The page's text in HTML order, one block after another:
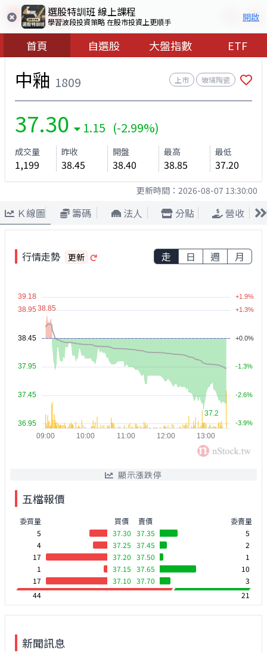
選股特訓班 線上課程
學習波段投資策略 在股市投資上更順手 開啟
首頁 自選股 大盤指數 ETF
中釉 1809 上市 玻璃陶瓷
37.30 1.15 (-2.99%)
成交量
1,199
昨收
38.45
開盤
38.40
最高
38.85
最低
37.20
更新時間： 2026-08-07 13:30:00
Ｋ線圖 籌碼 法人 分點 營收
行情走勢 更新 走 日 週 月
顯示漲跌停
五檔報價
委買量
買價
5
37.30
4
37.25
17
37.20
1
37.15
17
37.10
賣價
委賣量
37.35
5
37.45
2
37.50
1
37.65
10
37.70
3
44
21
新聞訊息